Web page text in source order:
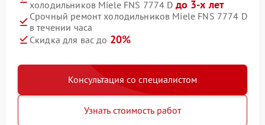
холодильников Miele FNS 7774 D до 3-х лет
Срочный ремонт холодильников Miele FNS 7774 D
в течении часа
Скидка для вас до 20%
Консультация со специалистом
Узнать стоимость работ